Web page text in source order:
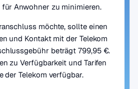
Anwohner zu minimieren.
möchte, sollte einen
und Kontakt mit der Telekom
beträgt 799,95 €.
zu Verfügbarkeit und Tarifen
der Telekom verfügbar.